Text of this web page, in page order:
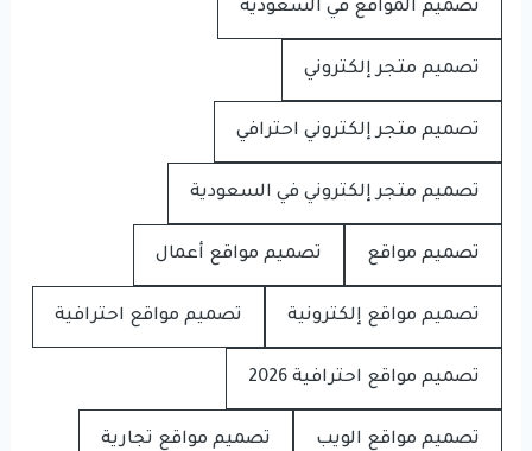
تصميم المواقع في السعودية
تصميم متجر إلكتروني
تصميم متجر إلكتروني احترافي
تصميم متجر إلكتروني في السعودية
تصميم مواقع تصميم مواقع أعمال
تصميم مواقع إلكترونية تصميم مواقع احترافية
تصميم مواقع احترافية 2026
تصميم مواقع الويب تصميم مواقع تجارية